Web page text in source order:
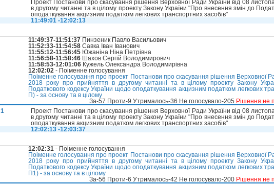
Проект Постанови про скасування рішення Верховної Ради України від 08
в другому читанні та в цілому проекту Закону України "Про внесення змін до
оподаткування акцизним податком легкових транспортних засобів"
11:49:01 -12:02:13
11:49:37-11:51:37 Пинзеник Павло Васильович
11:52:33-11:54:58 Савка Іван Іванович
11:55:12-11:56:45 Южаніна Ніна Петрівна
11:56:58-11:58:46 Шахов Сергій Володимирович
11:58:53-12:01:06 Кужель Олександра Володимирівна
12:02:02 - Поіменне голосування
Поіменне голосування про проект Постанови про скасування рішення Верховної
2018 року про прийняття в другому читанні та в цілому проекту Закону
Податкового кодексу України щодо оподаткування акцизним податком легкових
П) - за основу та в цілому
За-57 Проти-9 Утрималось-36 Не голосувало-205 Рішення не
Проект Постанови про скасування рішення Верховної Ради України від 08
в другому читанні та в цілому проекту Закону України "Про внесення змін до
оподаткування акцизним податком легкових транспортних засобів"
12:02:13 -12:03:37
12:02:31 - Поіменне голосування
Поіменне голосування про проект Постанови про скасування рішення Верховної
2018 року про прийняття в другому читанні та в цілому проекту Закону
Податкового кодексу України щодо оподаткування акцизним податком легкових
П1) - за основу та в цілому
За-56 Проти-6 Утрималось-42 Не голосувало-200 Рішення не